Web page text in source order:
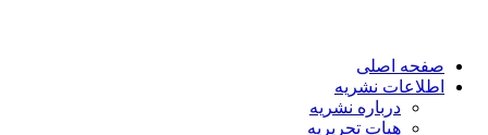
صفحه اصلی
اطلاعات نشریه
درباره نشریه
هیات تحریریه